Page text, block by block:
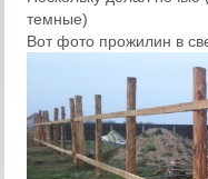
темные)
Вот фото прожилин в